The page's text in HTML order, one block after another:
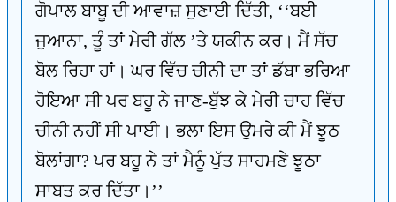
ਗੋਪਾਲ ਬਾਬੂ ਦੀ ਆਵਾਜ਼ ਸੁਣਾਈ ਦਿੱਤੀ, ‘‘ਬਈ
ਜੁਆਨਾ, ਤੂੰ ਤਾਂ ਮੇਰੀ ਗੱਲ ’ਤੇ ਯਕੀਨ ਕਰ। ਮੈਂ ਸੱਚ
ਬੋਲ ਰਿਹਾ ਹਾਂ। ਘਰ ਵਿੱਚ ਚੀਨੀ ਦਾ ਤਾਂ ਡੱਬਾ ਭਰਿਆ
ਹੋਇਆ ਸੀ ਪਰ ਬਹੂ ਨੇ ਜਾਣ-ਬੁੱਝ ਕੇ ਮੇਰੀ ਚਾਹ ਵਿੱਚ
ਚੀਨੀ ਨਹੀਂ ਸੀ ਪਾਈ। ਭਲਾ ਇਸ ਉਮਰੇ ਕੀ ਮੈਂ ਝੂਠ
ਬੋਲਾਂਗਾ? ਪਰ ਬਹੂ ਨੇ ਤਾਂ ਮੈਨੂੰ ਪੁੱਤ ਸਾਹਮਣੇ ਝੂਠਾ
ਸਾਬਤ ਕਰ ਦਿੱਤਾ।’’